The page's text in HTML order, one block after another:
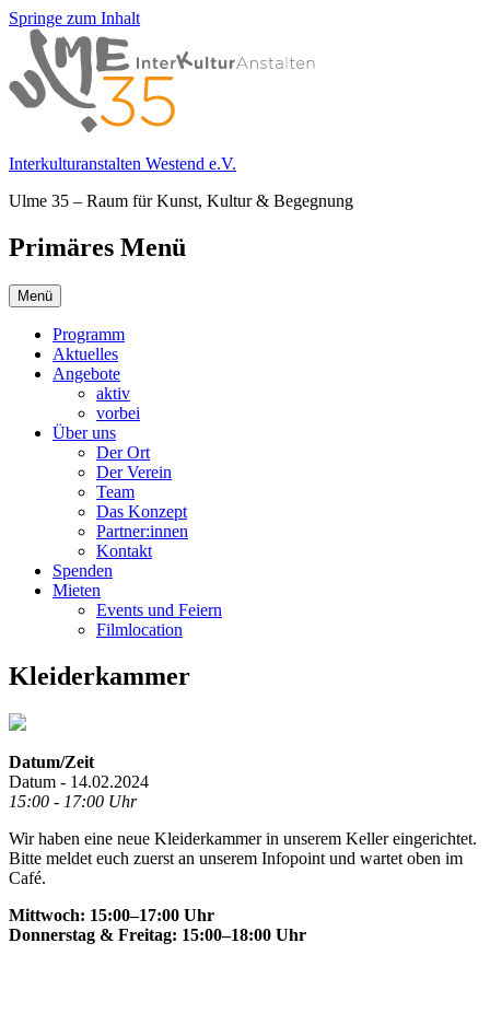
Springe zum Inhalt
Interkulturanstalten Westend e.V.
Ulme 35 – Raum für Kunst, Kultur & Begegnung
Primäres Menü
Menü
Programm
Aktuelles
Angebote
aktiv
vorbei
Über uns
Der Ort
Der Verein
Team
Das Konzept
Partner:innen
Kontakt
Spenden
Mieten
Events und Feiern
Filmlocation
Kleiderkammer
Datum/Zeit
Datum - 14.02.2024
15:00 - 17:00 Uhr
Wir haben eine neue Kleiderkammer in unserem Keller eingerichtet.
Bitte meldet euch zuerst an unserem Infopoint und wartet oben im
Café.
Mittwoch: 15:00–17:00 Uhr
Donnerstag & Freitag: 15:00–18:00 Uhr